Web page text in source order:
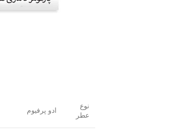
نوع
عطر
ادو پرفیوم